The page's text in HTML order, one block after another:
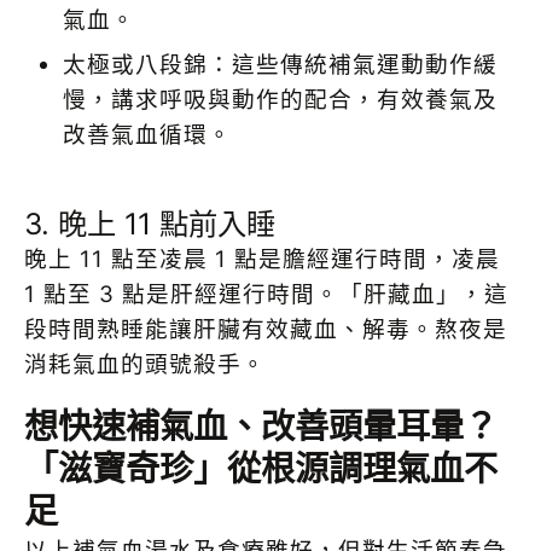
氣血。
太極或八段錦：這些傳統補氣運動動作緩
慢，講求呼吸與動作的配合，有效養氣及
改善氣血循環。
3. 晚上 11 點前入睡
晚上 11 點至凌晨 1 點是膽經運行時間，凌晨
1 點至 3 點是肝經運行時間。「肝藏血」，這
段時間熟睡能讓肝臟有效藏血、解毒。熬夜是
消耗氣血的頭號殺手。
想快速補氣血、改善頭暈耳暈？
「滋寶奇珍」從根源調理氣血不
足